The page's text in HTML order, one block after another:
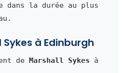
la durée au plus
Sykes à Edinburgh
de Marshall Sykes à